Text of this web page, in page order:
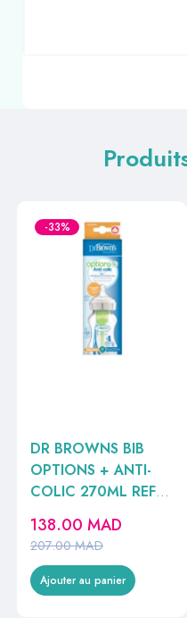
-33%
DR BROWNS BIB
OPTIONS + ANTI-
COLIC 270ML REF
WB91600-ESX
207.00MAD
138.00 MAD
Ajouter au panier